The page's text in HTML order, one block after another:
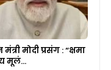
मंत्री मोदी प्रसंग : “क्षमा
मूलं…